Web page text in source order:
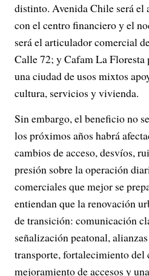
distinto. Avenida Chile será el
con el centro financiero y el
será el articulador comercial
Calle 72; y Cafam La Floresta
una ciudad de usos mixtos
cultura, servicios y vivienda.
Sin embargo, el beneficio no
los próximos años habrá
cambios de acceso, desvíos,
presión sobre la operación
comerciales que mejor se
entiendan que la renovación
de transición: comunicación
señalización peatonal,
transporte, fortalecimiento del
mejoramiento de accesos y